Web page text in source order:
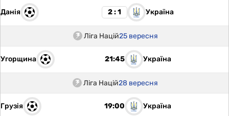
Данія 2 : 1 Україна
Ліга Націй25 вересня
Угорщина 21:45 Україна
Ліга Націй28 вересня
Грузія 19:00 Україна